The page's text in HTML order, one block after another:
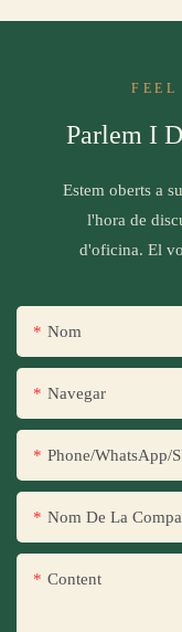
FEEL
Parlem I
Estem oberts a
l'hora de
d'oficina. El
Nom
Navegar
Phone/WhatsApp/
Nom De La
Content